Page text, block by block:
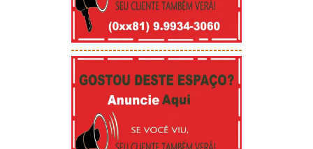
-----------------------------------------